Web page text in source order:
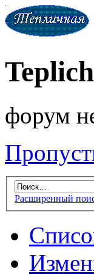
форум
Расширенный